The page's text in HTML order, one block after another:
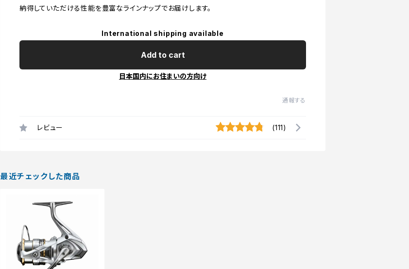
納得していただける性能を豊富なラインナップでお届けします。
International shipping available
Add to cart
日本国内にお住まいの方向け
通報する
レビュー (111)
最近チェックした商品